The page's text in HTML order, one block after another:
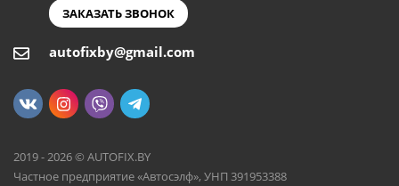
ЗАКАЗАТЬ ЗВОНОК
autofixby@gmail.com
2019 - 2026 © AUTOFIX.BY
Частное предприятие «Автосэлф», УНП 391953388